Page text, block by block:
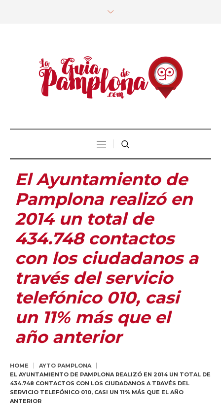
El Ayuntamiento de
Pamplona realizó en
2014 un total de
434.748 contactos
con los ciudadanos a
través del servicio
telefónico 010, casi
un 11% más que el
año anterior
HOME
AYTO PAMPLONA
EL AYUNTAMIENTO DE PAMPLONA REALIZÓ EN 2014 UN TOTAL DE
434.748 CONTACTOS CON LOS CIUDADANOS A TRAVÉS DEL
SERVICIO TELEFÓNICO 010, CASI UN 11% MÁS QUE EL AÑO
ANTERIOR